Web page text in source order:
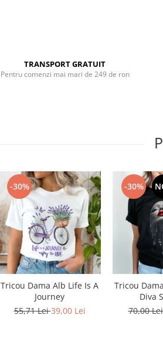
TRANSPORT GRATUIT
Pentru comenzi mai mari de 249 de ron
-30%
Tricou Dama Alb Life Is A
Journey
55,71 Lei39,00 Lei
-30%
Tricou
Diva
70,00